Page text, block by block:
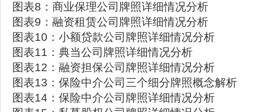
图表8：商业保理公司牌照详细情况分析
图表9：融资租赁公司牌照详细情况分析
图表10：小额贷款公司牌照详细情况分析
图表11：典当公司牌照详细情况分析
图表12：融资担保公司牌照详细情况分析
图表13：保险中介公司三个细分牌照概念解析
图表14：保险中介公司牌照详细情况分析